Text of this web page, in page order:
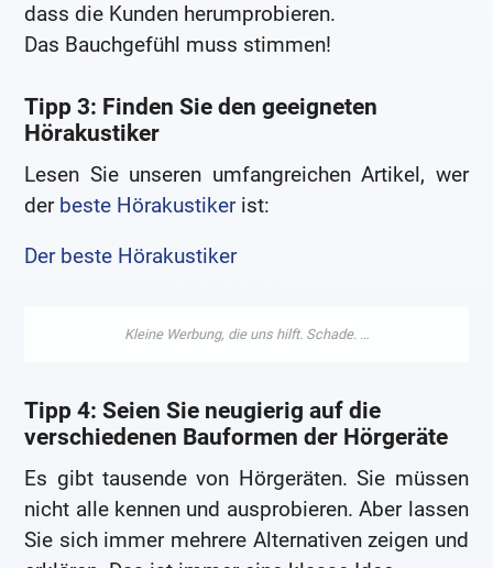
dass die Kunden herumprobieren.
Das Bauchgefühl muss stimmen!
Tipp 3: Finden Sie den geeigneten
Hörakustiker
Lesen Sie unseren umfangreichen Artikel, wer
der beste Hörakustikerist:
Der beste Hörakustiker
Tipp 4: Seien Sie neugierig auf die
verschiedenen Bauformen der Hörgeräte
Es gibt tausende von Hörgeräten. Sie müssen
nicht alle kennen und ausprobieren. Aber lassen
Sie sich immer mehrere Alternativen zeigen und